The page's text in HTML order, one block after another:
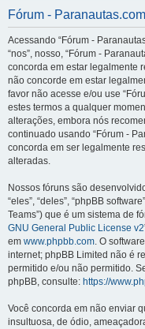
Fórum -
Acessando “Fórum -
“nos”, nosso, “Fórum -
concorda em estar legalmente
não concorde em estar
favor não acesse e/ou use
estes termos a qualquer
alterações, embora nós
continuado usando “Fórum -
concorda em ser legalmente
alteradas.
Nossos fóruns são
“eles”, “deles”, “phpBB
Teams”) que é um sistema de
GNU General Public License v2
em www.phpbb.com. O
internet; phpBB Limited não é
permitido e/ou não permitido.
phpBB, consulte: https://
Você concorda em não enviar
insultuosa, de ódio,